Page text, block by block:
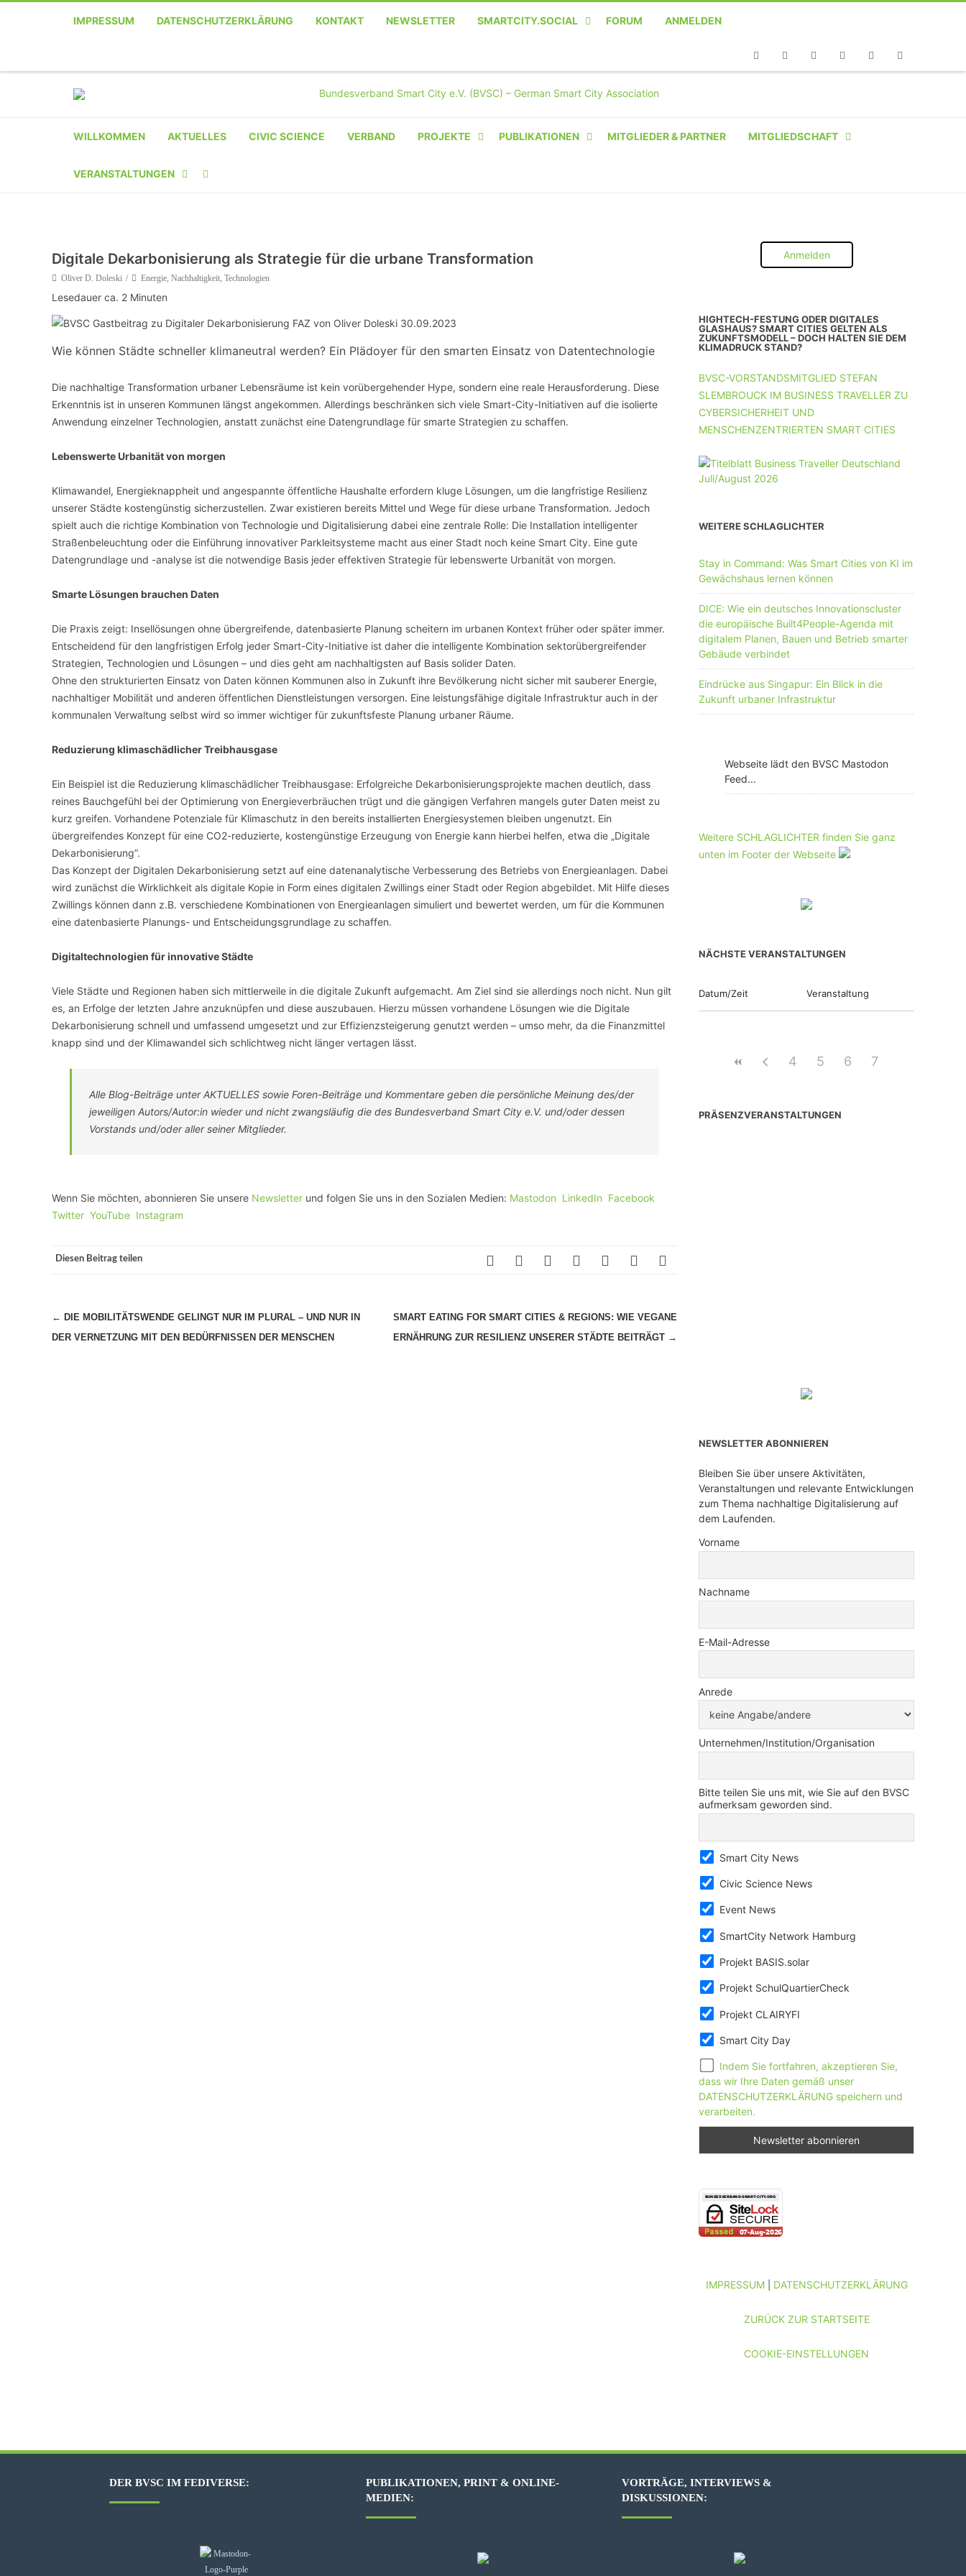
IMPRESSUM DATENSCHUTZERKLÄRUNG KONTAKT NEWSLETTER SMARTCITY.SOCIAL FORUM ANMELDEN
WILLKOMMEN AKTUELLES CIVIC SCIENCE VERBAND PROJEKTE
BUILDINGS
SCHULQUARTIERCHECK
SMART CITY TERMINOLOGIE
UPSCHOOLING
PUBLIKATIONEN MITGLIEDER & PARTNER MITGLIEDSCHAFT
INSTITUTION
UNTERNEHMEN MIT 11-50 MA
VERANSTALTUNGEN
REGISTRIERUNG
VERANSTALTUNG
EINREICHEN
VERANSTALTUNGSORTE
Digitale Dekarbonisierung als Strategie für die urbane Transformation
Oliver D. Doleski Energie, Nachhaltigkeit, Technologien
Lesedauer ca. 2 Minuten
Wie können Städte schneller klimaneutral werden? Ein Plädoyer für den smarten Einsatz von Datentechnologie
Die nachhaltige Transformation urbaner Lebensräume ist kein vorübergehender Hype, sondern eine reale Herausforderung. Diese
Erkenntnis ist in unseren Kommunen längst angekommen. Allerdings beschränken sich viele Smart-City-Initiativen auf die isolierte
Anwendung einzelner Technologien, anstatt zunächst eine Datengrundlage für smarte Strategien zu schaffen.
Lebenswerte Urbanität von morgen
Klimawandel, Energieknappheit und angespannte öffentliche Haushalte erfordern kluge Lösungen, um die langfristige Resilienz
unserer Städte kostengünstig sicherzustellen. Zwar existieren bereits Mittel und Wege für diese urbane Transformation. Jedoch
spielt auch die richtige Kombination von Technologie und Digitalisierung dabei eine zentrale Rolle: Die Installation intelligenter
Straßenbeleuchtung oder die Einführung innovativer Parkleitsysteme macht aus einer Stadt noch keine Smart City. Eine gute
Datengrundlage und -analyse ist die notwendige Basis jeder effektiven Strategie für lebenswerte Urbanität von morgen.
Smarte Lösungen brauchen Daten
Die Praxis zeigt: Insellösungen ohne übergreifende, datenbasierte Planung scheitern im urbanen Kontext früher oder später immer.
Entscheidend für den langfristigen Erfolg jeder Smart-City-Initiative ist daher die intelligente Kombination sektorübergreifender
Strategien, Technologien und Lösungen – und dies geht am nachhaltigsten auf Basis solider Daten.
Ohne den strukturierten Einsatz von Daten können Kommunen also in Zukunft ihre Bevölkerung nicht sicher mit sauberer Energie,
nachhaltiger Mobilität und anderen öffentlichen Dienstleistungen versorgen. Eine leistungsfähige digitale Infrastruktur auch in der
kommunalen Verwaltung selbst wird so immer wichtiger für zukunftsfeste Planung urbaner Räume.
Reduzierung klimaschädlicher Treibhausgase
Ein Beispiel ist die Reduzierung klimaschädlicher Treibhausgase: Erfolgreiche Dekarbonisierungsprojekte machen deutlich, dass
reines Bauchgefühl bei der Optimierung von Energieverbräuchen trügt und die gängigen Verfahren mangels guter Daten meist zu
kurz greifen. Vorhandene Potenziale für Klimaschutz in den bereits installierten Energiesystemen bleiben ungenutzt. Ein
übergreifendes Konzept für eine CO2-reduzierte, kostengünstige Erzeugung von Energie kann hierbei helfen, etwa die „Digitale
Dekarbonisierung”.
Das Konzept der Digitalen Dekarbonisierung setzt auf eine datenanalytische Verbesserung des Betriebs von Energieanlagen. Dabei
wird zunächst die Wirklichkeit als digitale Kopie in Form eines digitalen Zwillings einer Stadt oder Region abgebildet. Mit Hilfe dieses
Zwillings können dann z.B. verschiedene Kombinationen von Energieanlagen simuliert und bewertet werden, um für die Kommunen
eine datenbasierte Planungs- und Entscheidungsgrundlage zu schaffen.
Digitaltechnologien für innovative Städte
Viele Städte und Regionen haben sich mittlerweile in die digitale Zukunft aufgemacht. Am Ziel sind sie allerdings noch nicht. Nun gilt
es, an Erfolge der letzten Jahre anzuknüpfen und diese auszubauen. Hierzu müssen vorhandene Lösungen wie die Digitale
Dekarbonisierung schnell und umfassend umgesetzt und zur Effizienzsteigerung genutzt werden – umso mehr, da die Finanzmittel
knapp sind und der Klimawandel sich schlichtweg nicht länger vertagen lässt.
Alle Blog-Beiträge unter AKTUELLES sowie Foren-Beiträge und Kommentare geben die persönliche Meinung des/der
jeweiligen Autors/Autor:in wieder und nicht zwangsläufig die des Bundesverband Smart City e.V. und/oder dessen
Vorstands und/oder aller seiner Mitglieder.
Wenn Sie möchten, abonnieren Sie unsere Newsletter und folgen Sie uns in den Sozialen Medien: Mastodon LinkedIn Facebook
Twitter YouTube Instagram
Diesen Beitrag teilen
Beitragsnavigation
← DIE MOBILITÄTSWENDE GELINGT NUR IM PLURAL – UND NUR IN
DER VERNETZUNG MIT DEN BEDÜRFNISSEN DER MENSCHEN
SMART EATING FOR SMART CITIES & REGIONS: WIE VEGANE
ERNÄHRUNG ZUR RESILIENZ UNSERER STÄDTE BEITRÄGT →
Anmelden
HIGHTECH-FESTUNG ODER DIGITALES
GLASHAUS? SMART CITIES GELTEN ALS
ZUKUNFTSMODELL – DOCH HALTEN SIE DEM
KLIMADRUCK STAND?
BVSC-VORSTANDSMITGLIED STEFAN
SLEMBROUCK IM BUSINESS TRAVELLER ZU
CYBERSICHERHEIT UND
MENSCHENZENTRIERTEN SMART CITIES
WEITERE SCHLAGLICHTER
Stay in Command: Was Smart Cities von KI im
Gewächshaus lernen können
DICE: Wie ein deutsches Innovationscluster
die europäische Built4People-Agenda mit
digitalem Planen, Bauen und Betrieb smarter
Gebäude verbindet
Eindrücke aus Singapur: Ein Blick in die
Zukunft urbaner Infrastruktur
Webseite lädt den BVSC Mastodon
Feed...
Weitere SCHLAGLICHTER finden Sie ganz
unten im Footer der Webseite
NÄCHSTE VERANSTALTUNGEN
Datum/Zeit Veranstaltung
4 5 6 7
PRÄSENZVERANSTALTUNGEN
NEWSLETTER ABONNIEREN
Bleiben Sie über unsere Aktivitäten,
Veranstaltungen und relevante Entwicklungen
zum Thema nachhaltige Digitalisierung auf
dem Laufenden.
Vorname
Nachname
E-Mail-Adresse
Anrede
Unternehmen/Institution/Organisation
Bitte teilen Sie uns mit, wie Sie auf den BVSC
aufmerksam geworden sind.
Smart City News
Civic Science News
Event News
SmartCity Network Hamburg
Projekt BASIS.solar
Projekt SchulQuartierCheck
Projekt CLAIRYFI
Smart City Day
Indem Sie fortfahren, akzeptieren Sie,
dass wir Ihre Daten gemäß unser
DATENSCHUTZERKLÄRUNG speichern und
verarbeiten.
IMPRESSUM| DATENSCHUTZERKLÄRUNG
ZURÜCK ZUR STARTSEITE
COOKIE-EINSTELLUNGEN
DER BVSC IM FEDIVERSE:
PUBLIKATIONEN, PRINT & ONLINE-
MEDIEN:
VORTRÄGE, INTERVIEWS &
DISKUSSIONEN: